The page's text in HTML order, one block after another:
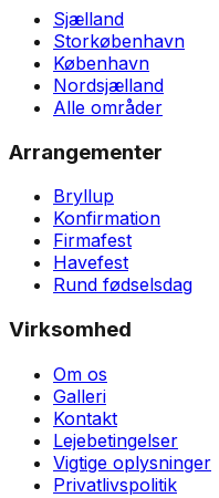
Sjælland
Storkøbenhavn
København
Nordsjælland
Alle områder
Arrangementer
Bryllup
Konfirmation
Firmafest
Havefest
Rund fødselsdag
Virksomhed
Om os
Galleri
Kontakt
Lejebetingelser
Vigtige oplysninger
Privatlivspolitik